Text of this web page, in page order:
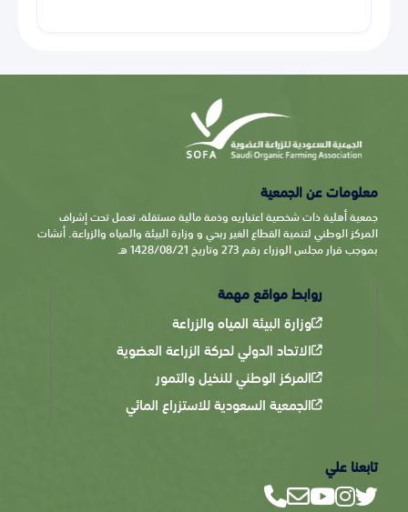
معلومات عن الجمعية
جمعية أهلية ذات شخصية اعتباريه وذمة مالية مستقلة، تعمل تحت إشراف
المركز الوطني لتنمية القطاع الغير ربحي و وزارة البيئة والمياه والزراعة. أنشات
بموجب قرار مجلس الوزراء رقم 273 وتاريخ 1428/08/21 هـ
روابط مواقع مهمة
وزارة البيئة المياه والزراعة
الاتحاد الدولي لحركة الزراعة العضوية
المركز الوطني للنخيل والتمور
الجمعية السعودية للاستزراع المائي
تابعنا علي